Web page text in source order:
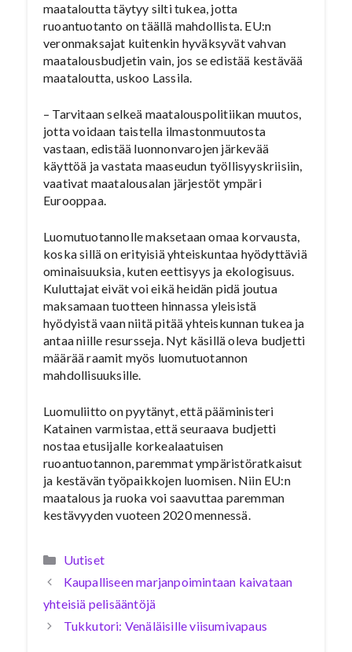
maataloutta täytyy silti tukea, jotta
ruoantuotanto on täällä mahdollista. EU:n
veronmaksajat kuitenkin hyväksyvät vahvan
maatalousbudjetin vain, jos se edistää kestävää
maataloutta, uskoo Lassila.
– Tarvitaan selkeä maatalouspolitiikan muutos,
jotta voidaan taistella ilmastonmuutosta
vastaan, edistää luonnonvarojen järkevää
käyttöä ja vastata maaseudun työllisyyskriisiin,
vaativat maatalousalan järjestöt ympäri
Eurooppaa.
Luomutuotannolle maksetaan omaa korvausta,
koska sillä on erityisiä yhteiskuntaa hyödyttäviä
ominaisuuksia, kuten eettisyys ja ekologisuus.
Kuluttajat eivät voi eikä heidän pidä joutua
maksamaan tuotteen hinnassa yleisistä
hyödyistä vaan niitä pitää yhteiskunnan tukea ja
antaa niille resursseja. Nyt käsillä oleva budjetti
määrää raamit myös luomutuotannon
mahdollisuuksille.
Luomuliitto on pyytänyt, että pääministeri
Katainen varmistaa, että seuraava budjetti
nostaa etusijalle korkealaatuisen
ruoantuotannon, paremmat ympäristöratkaisut
ja kestävän työpaikkojen luomisen. Niin EU:n
maatalous ja ruoka voi saavuttaa paremman
kestävyyden vuoteen 2020 mennessä.
Kategoriat
Uutiset
Kaupalliseen marjanpoimintaan kaivataan
yhteisiä pelisääntöjä
Tukkutori: Venäläisille viisumivapaus